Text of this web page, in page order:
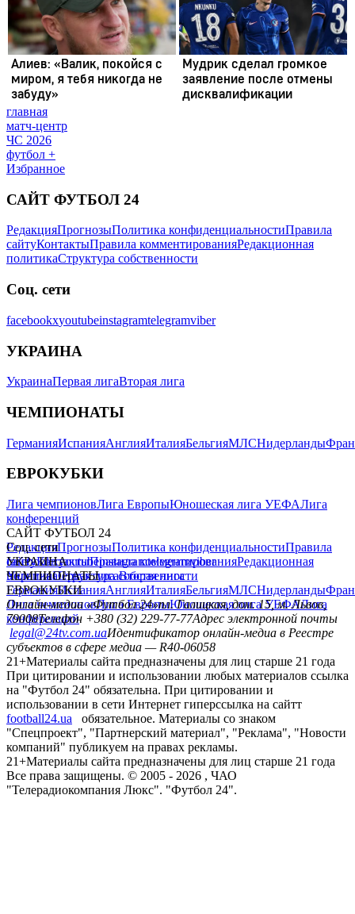
главная
матч-центр
ЧС 2026
футбол +
Избранное
САЙТ ФУТБОЛ 24
РедакцияПрогнозыПолитика конфиденциальностиПравила
сайтуКонтактыПравила комментированияРедакционная
политикаСтруктура собственности
Соц. сети
facebookxyoutubeinstagramtelegramviber
УКРАИНА
УкраинаПервая лигаВторая лига
ЧЕМПИОНАТЫ
ГерманияИспанияАнглияИталияБельгияМЛСНидерланды
ЕВРОКУБКИ
Лига чемпионовЛига ЕвропыЮношеская лига УЕФАЛига
конференций
САЙТ ФУТБОЛ 24
РедакцияПрогнозыПолитика конфиденциальностиПравила
сайтуКонтактыПравила комментированияРедакционная
политикаСтруктура собственности
Соц. сети
facebookxyoutubeinstagramtelegramviber
УКРАИНА
УкраинаПервая лигаВторая лига
ЧЕМПИОНАТЫ
ГерманияИспанияАнглияИталияБельгияМЛСНидерланды
ЕВРОКУБКИ
Лига чемпионовЛига ЕвропыЮношеская лига УЕФАЛига
конференций
Онлайн-медиа «Футбол 24»пл. Галицкая, дом. 15, м. Львов,
79008Телефон +380 (32) 229-77-77Адрес электронной почты
legal@24tv.com.uaИдентификатор онлайн-медиа в Реестре
субъектов в сфере медиа — R40-06058
21+Материалы сайта предназначены для лиц старше 21 года
При цитировании и использовании любых материалов ссылка
на "Футбол 24" обязательна. При цитировании и
использовании в сети Интернет гиперссылка на сайтт
football24.ua
обязательное. Материалы со знаком
"Спецпроект", "Партнерский материал", "Реклама", "Новости
компаний" публикуем на правах рекламы.
21+Материалы сайта предназначены для лиц старше 21 года
Все права защищены. © 2005 - 2026 , ЧАО
"Телерадиокомпания Люкс". "Футбол 24".